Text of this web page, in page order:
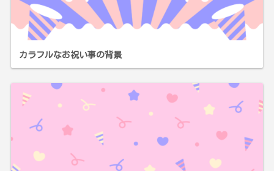
カラフルなお祝い事の背景